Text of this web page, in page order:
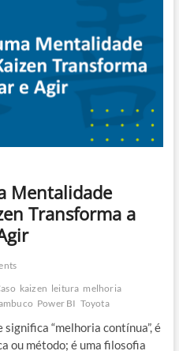
Mentalidade
Transforma a
kaizen leitura melhoria
Power BI Toyota
“melhoria contínua”, é
ou método; é uma filosofia